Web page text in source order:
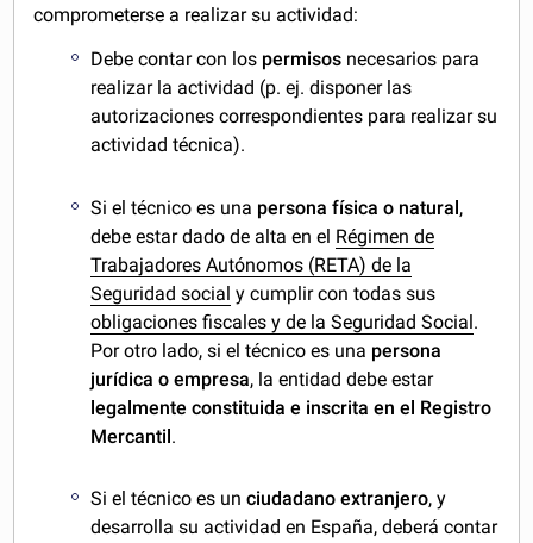
comprometerse a realizar su actividad:
Debe contar con los permisos necesarios para
realizar la actividad (p. ej. disponer las
autorizaciones correspondientes para realizar su
actividad técnica).
Si el técnico es una persona física o natural,
debe estar dado de alta en el Régimen de
Trabajadores Autónomos (RETA) de la
Seguridad social y cumplir con todas sus
obligaciones fiscales y de la Seguridad Social.
Por otro lado, si el técnico es una persona
jurídica o empresa, la entidad debe estar
legalmente constituida e inscrita en el Registro
Mercantil.
Si el técnico es unciudadano extranjero, y
desarrolla su actividad en España, deberá contar